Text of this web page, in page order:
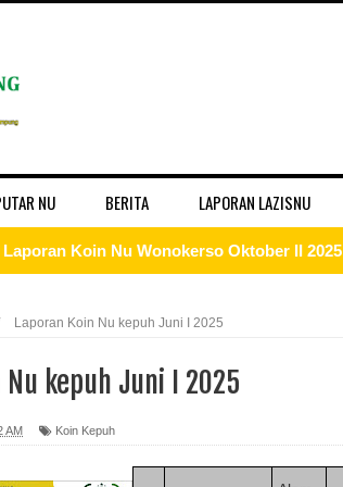
NU BERITA LAPORAN LAZISNU
Laporan Koin Nu Wonokerso Oktober II 2025
Laporan Koin Nu Sidomulyo Oktober II 2025
Laporan Koin Nu Sempu Oktober II 2025
Laporan Koin Nu kepuh Juni I 2025
Nu kepuh Juni I 2025
AM Koin Kepuh